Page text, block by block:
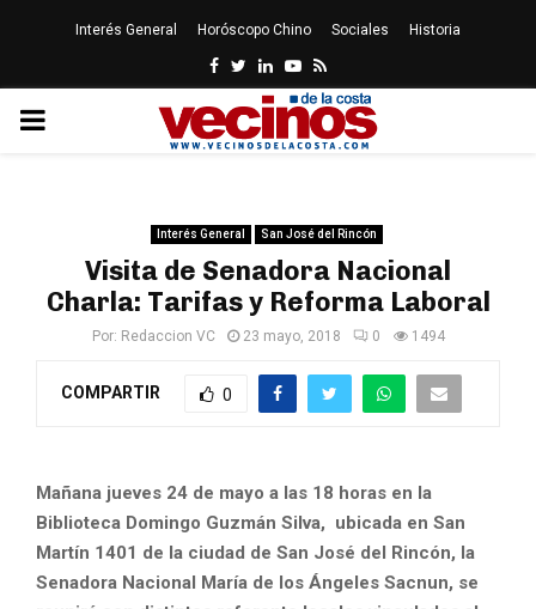
Interés General Horóscopo Chino Sociales Historia
Facebook
Twitter
LinkedinYoutube
Rss
PRIMARY
Interés General San José del Rincón
Visita de Senadora Nacional
Charla: Tarifas y Reforma Laboral
Por: Redaccion VC 23 mayo, 2018 0 1494
COMPARTIR 0
Mañana jueves 24 de mayo a las 18 horas en la
Biblioteca Domingo Guzmán Silva, ubicada en San
Martín 1401 de la ciudad de San José del Rincón, la
Senadora Nacional María de los Ángeles Sacnun, se